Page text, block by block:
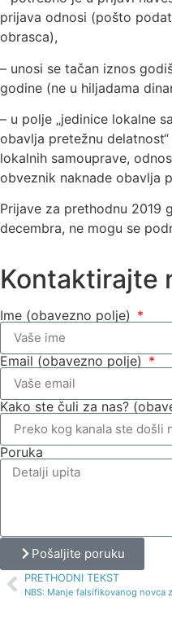
prijava odnosi (pošto
obrasca),
– unosi se tačan iznos
godine (ne u hiljadama
– u polje „jedinice lokalne
obavlja pretežnu
lokalnih samouprave,
obveznik naknade obavlja
Prijave za prethodnu 2019
decembra, ne mogu se
Kontaktirajte
Ime (obavezno polje)
Email (obavezno polje)
Kako ste čuli za nas?
Poruka
Pošaljite poruku
PRETHODNI TEKST